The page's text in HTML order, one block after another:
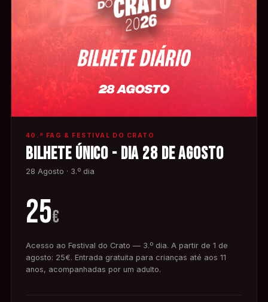
40.ª FAG & FESTIVAL DO CRATO
BILHETE ÚNICO - DIA 28 DE AGOSTO
28 Agosto · 3.º dia
25€
Acesso ao Festival do Crato — 3.º dia. A partir de 1 de
agosto: 25€. Entrada gratuita para crianças até aos 11
anos, acompanhadas por um adulto.